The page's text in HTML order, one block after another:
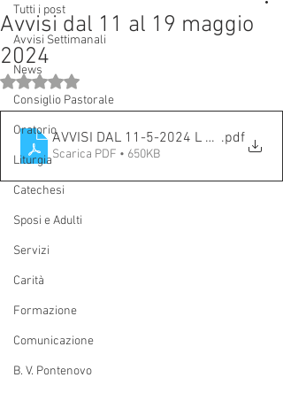
Tutti i post
Avvisi Settimanali
News
Consiglio Pastorale
Oratorio
Liturgia
Catechesi
Sposi e Adulti
Servizi
Carità
Formazione
Comunicazione
B. V. Pontenovo
Avvisi dal 11 al 19 maggio
2024
Valutazione NaN stelle su 5.
AVVISI DAL 11-5-2024 L 19-05-2024
.pdf
Scarica PDF • 650KB